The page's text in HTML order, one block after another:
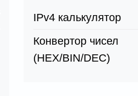
IPv4 калькулятор
Конвертор чисел
(HEX/BIN/DEC)